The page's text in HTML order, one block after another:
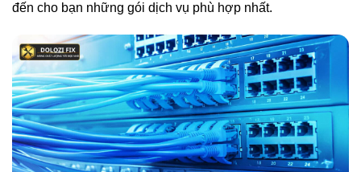
đến cho bạn những gói dịch vụ phù hợp nhất.